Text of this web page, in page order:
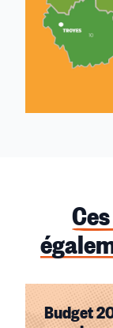
Budget